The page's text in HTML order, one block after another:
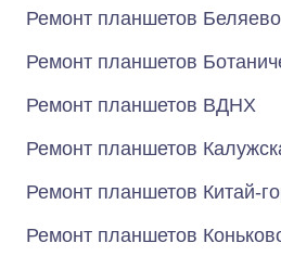
Ремонт планшетов Беляево
Ремонт планшетов
Ремонт планшетов ВДНХ
Ремонт планшетов
Ремонт планшетов Китай-
Ремонт планшетов